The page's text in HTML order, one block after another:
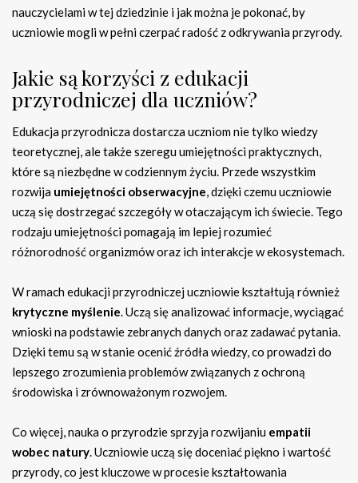
nauczycielami w tej dziedzinie i jak można je pokonać, by
uczniowie mogli w pełni czerpać radość z odkrywania przyrody.
Jakie są korzyści z edukacji
przyrodniczej dla uczniów?
Edukacja przyrodnicza dostarcza uczniom nie tylko wiedzy
teoretycznej, ale także szeregu umiejętności praktycznych,
które są niezbędne w codziennym życiu. Przede wszystkim
rozwija umiejętności obserwacyjne, dzięki czemu uczniowie
uczą się dostrzegać szczegóły w otaczającym ich świecie. Tego
rodzaju umiejętności pomagają im lepiej rozumieć
różnorodność organizmów oraz ich interakcje w ekosystemach.
W ramach edukacji przyrodniczej uczniowie kształtują również
krytyczne myślenie. Uczą się analizować informacje, wyciągać
wnioski na podstawie zebranych danych oraz zadawać pytania.
Dzięki temu są w stanie ocenić źródła wiedzy, co prowadzi do
lepszego zrozumienia problemów związanych z ochroną
środowiska i zrównoważonym rozwojem.
Co więcej, nauka o przyrodzie sprzyja rozwijaniu empatii
wobec natury. Uczniowie uczą się doceniać piękno i wartość
przyrody, co jest kluczowe w procesie kształtowania